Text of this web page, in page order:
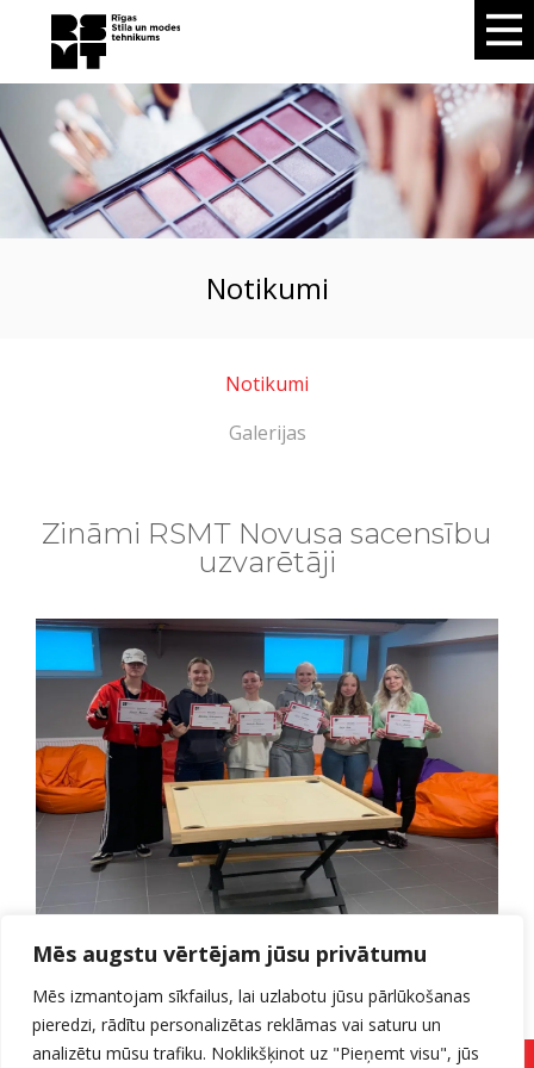
Mēs augstu vērtējam jūsu privātumu
Mēs izmantojam sīkfailus, lai uzlabotu jūsu pārlūkošanas
pieredzi, rādītu personalizētas reklāmas vai saturu un
analizētu mūsu trafiku. Noklikšķinot uz "Pieņemt visu", jūs
notikumi
Notikumi
Galerijas
Zināmi RSMT Novusa sacensību
uzvarētāji
20.02.2025. norisinājās RSMT novusa sacensības,
kurās par sacensību uzvarētājām kļuva:
1. vieta – Veronika Jarovaja, Aļina Fedotova
2. vieta – Karolīna Bezzaponnaja
3. vieta – Enija Alde, Paula Melīte
Apsveicam uzvarētājas un pateicamies visiem